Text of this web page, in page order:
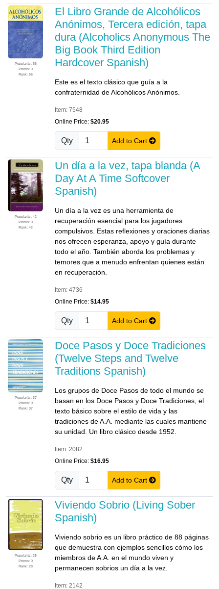
Popularity: 66
Promo: 0
Rank: 66
El Libro Grande de Alcohólicos
Anónimos, Tercera edición, tapa
dura (Alcoholics Anonymous The
Big Book Third Edition
Hardcover Spanish)
Este es el texto clásico que guía a la
confraternidad de Alcohólicos Anónimos.
Item: 7548
Online Price: $20.95
Qty Add to Cart
Popularity: 42
Promo: 0
Rank: 42
Un día a la vez, tapa blanda (A
Day At A Time Softcover
Spanish)
Un día a la vez es una herramienta de
recuperación esencial para los jugadores
compulsivos. Estas reflexiones y oraciones diarias
nos ofrecen esperanza, apoyo y guía durante
todo el año. También aborda los problemas y
temores que a menudo enfrentan quienes están
en recuperación.
Item: 4736
Online Price: $14.95
Qty Add to Cart
Popularity: 37
Promo: 0
Rank: 37
Doce Pasos y Doce Tradiciones
(Twelve Steps and Twelve
Traditions Spanish)
Los grupos de Doce Pasos de todo el mundo se
basan en los Doce Pasos y Doce Tradiciones, el
texto básico sobre el estilo de vida y las
tradiciones de A.A. mediante las cuales mantiene
su unidad. Un libro clásico desde 1952.
Item: 2082
Online Price: $16.95
Qty Add to Cart
Popularity: 28
Promo: 0
Rank: 28
Viviendo Sobrio (Living Sober
Spanish)
Viviendo sobrio es un libro práctico de 88 páginas
que demuestra con ejemplos sencillos cómo los
miembros de A.A. en el mundo viven y
permanecen sobrios un día a la vez.
Item: 2142